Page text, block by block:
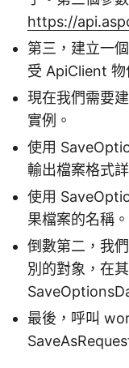
https://
第三，建立一
受 ApiClient 物
現在我們需要
實例。
使用
輸出檔案格式
使用
果檔案的名稱。
倒數第二，我
別的對象，在
最後，呼叫